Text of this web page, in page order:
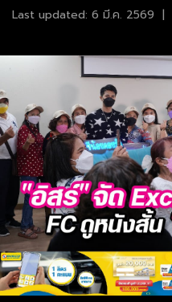
Last updated: 6 มี.ค. 2569 |